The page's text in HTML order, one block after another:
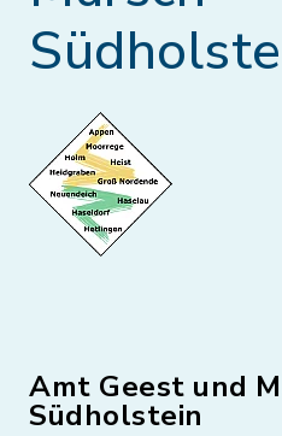
Amt Geest und
Südholstein